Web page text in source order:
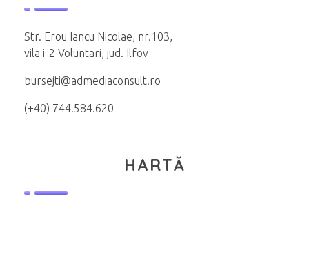
Str. Erou Iancu Nicolae, nr.103,
vila i-2 Voluntari, jud. Ilfov
bursejti@admediaconsult.ro
(+40) 744.584.620
HARTĂ